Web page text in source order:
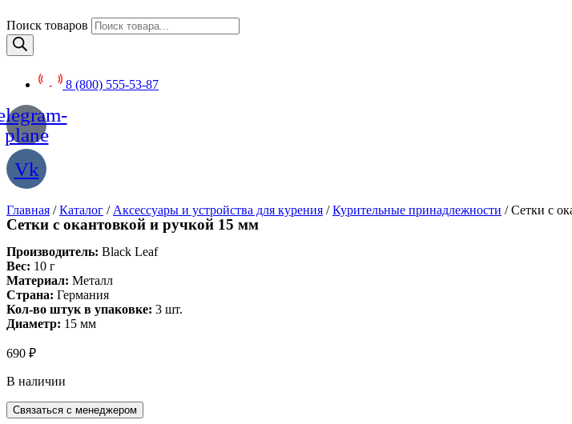
Поиск товаров
8 (800) 555-53-87
plane
Vk
Главная /Каталог / Аксессуары и устройства для курения /Курительные принадлежности / Сетки с
Сетки с окантовкой и ручкой 15 мм
Производитель: Black Leaf
Вес: 10 г
Материал: Металл
Страна: Германия
Кол-во штук в упаковке: 3 шт.
Диаметр: 15 мм
690 ₽
В наличии
Связаться с менеджером